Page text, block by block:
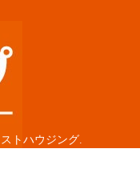
トハウジング.